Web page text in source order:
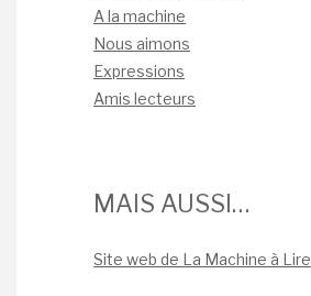
A la machine
Nous aimons
Expressions
Amis lecteurs
MAIS AUSSI…
Site web de La Machine à Lire